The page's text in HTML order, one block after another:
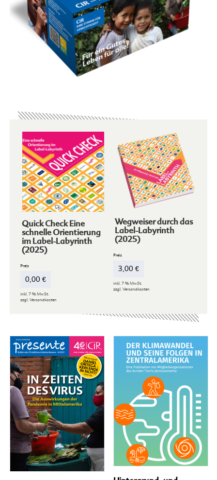
Quick Check Eine
schnelle Orientierung
im Label-Labyrinth
(2025)
0,00 €
inkl. 7 % MwSt.
zzgl. Versandkosten
Wegweiser durch das
Label-Labyrinth
(2025)
3,00 €
inkl. 7 % MwSt.
zzgl. Versandkosten